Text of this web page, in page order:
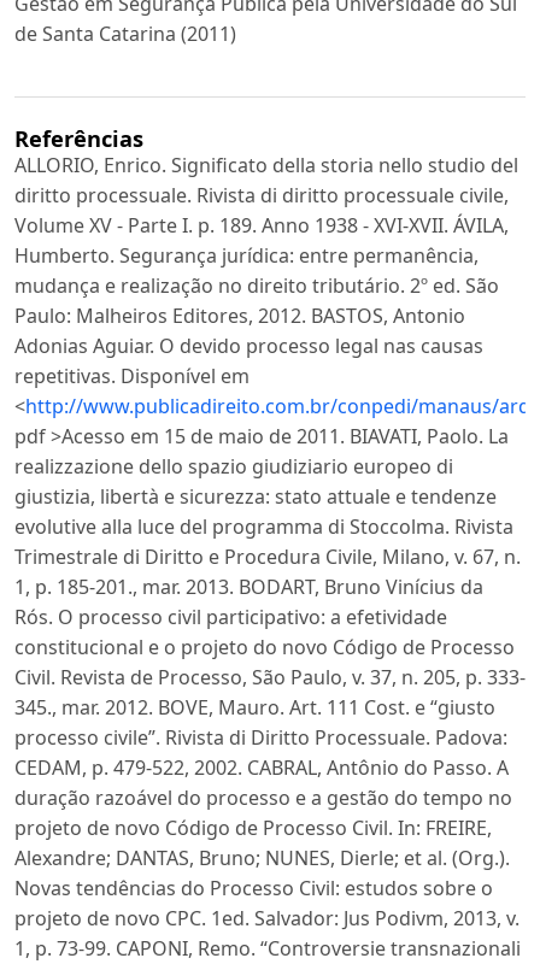
de Santa Catarina (2011)
Referências
ALLORIO, Enrico. Significato della storia nello studio del
diritto processuale. Rivista di diritto processuale civile,
Volume XV - Parte I. p. 189. Anno 1938 - XVI-XVII. ÁVILA,
Humberto. Segurança jurídica: entre permanência,
mudança e realização no direito tributário. 2º ed. São
Paulo: Malheiros Editores, 2012. BASTOS, Antonio
Adonias Aguiar. O devido processo legal nas causas
repetitivas. Disponível em
<http://www.publicadireito.com.br/conpedi/manaus/
pdf >Acesso em 15 de maio de 2011. BIAVATI, Paolo. La
realizzazione dello spazio giudiziario europeo di
giustizia, libertà e sicurezza: stato attuale e tendenze
evolutive alla luce del programma di Stoccolma. Rivista
Trimestrale di Diritto e Procedura Civile, Milano, v. 67, n.
1, p. 185-201., mar. 2013. BODART, Bruno Vinícius da
Rós. O processo civil participativo: a efetividade
constitucional e o projeto do novo Código de Processo
Civil. Revista de Processo, São Paulo, v. 37, n. 205, p. 333-
345., mar. 2012. BOVE, Mauro. Art. 111 Cost. e “giusto
processo civile”. Rivista di Diritto Processuale. Padova:
CEDAM, p. 479-522, 2002. CABRAL, Antônio do Passo. A
duração razoável do processo e a gestão do tempo no
projeto de novo Código de Processo Civil. In: FREIRE,
Alexandre; DANTAS, Bruno; NUNES, Dierle; et al. (Org.).
Novas tendências do Processo Civil: estudos sobre o
projeto de novo CPC. 1ed. Salvador: Jus Podivm, 2013, v.
1, p. 73-99. CAPONI, Remo. “Controversie transnazionali